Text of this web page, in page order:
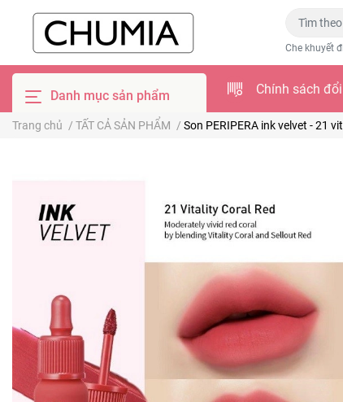
Che khuyết
Danh mục sản phẩm Chính sách
Trang chủ / TẤT CẢ SẢN PHẨM / Son PERIPERA ink velvet - 21